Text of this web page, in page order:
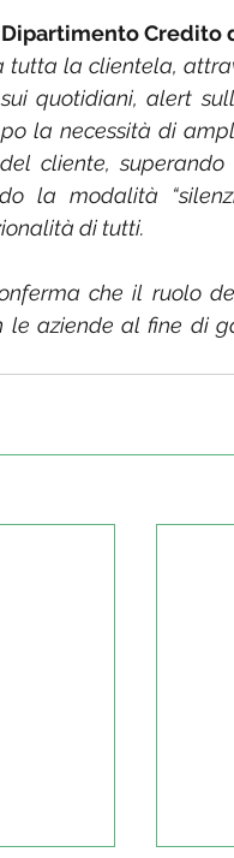
Credito
tutta la clientela,
quotidiani, alert
la necessità di
cliente,
la modalità
di tutti.
che il ruolo
le aziende al fine di